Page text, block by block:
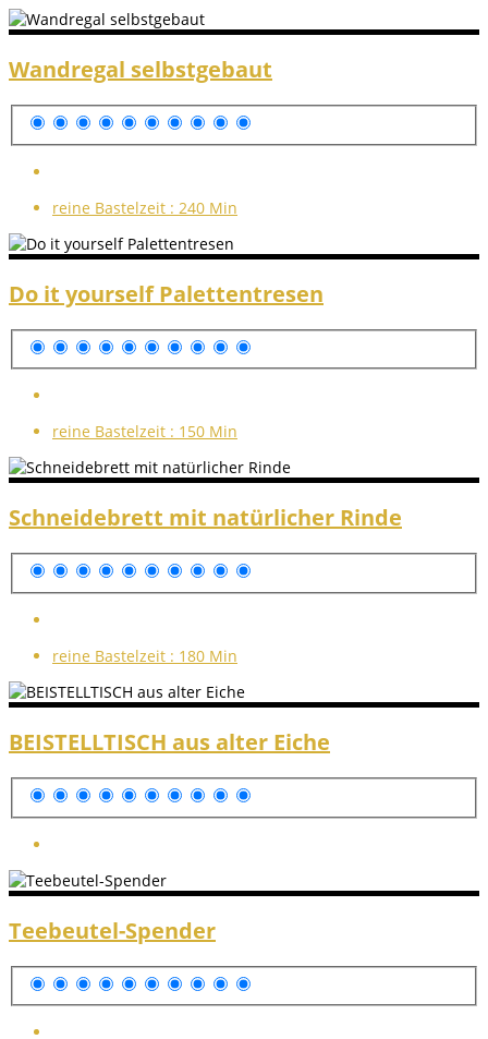
Wandregal selbstgebaut
reine Bastelzeit : 240 Min
Do it yourself Palettentresen
reine Bastelzeit : 150 Min
Schneidebrett mit natürlicher Rinde
reine Bastelzeit : 180 Min
BEISTELLTISCH aus alter Eiche
Teebeutel-Spender